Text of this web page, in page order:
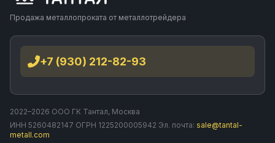
Продажа металлопроката от металлотрейдера
+7 (930) 212-82-93
2022–2026 ООО ГК Тантал, Москва
ИНН 5260482147 ОГРН 1225200005942 Эл. почта: sale@tantal-
metall.com